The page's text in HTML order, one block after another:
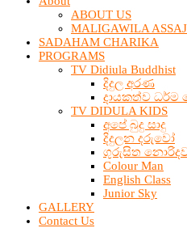
ABOUT US
MALIGAWILA
SADAHAM CHARIKA
PROGRAMS
TV Didiula Buddhist
දිදුල අරණ
දායකත්ව ධර්ම
TV DIDULA KIDS
අපේ බුදු සාදු
දිදුලන දරුවෝ
ගුරුසිත
Colour Man
English Class
Junior Sky
GALLERY
Contact Us